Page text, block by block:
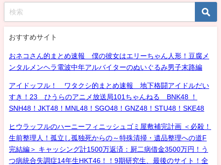
おすすめサイト
おネコさん的まとめ速報 僕の彼女はエリーちゃん人形！豆腐メ
ンタルメンヘラ電波中年アルバイターのぬいぐるみ男子末路編
アイドッフル！ ワタクシ的まとめ速報 地下格闘アイドルだい
すき！23 ひうらのアニメ放送局101ちゃんねる BNK48 ！
SNH48！JKT48！MNL48！SGO48！GNZ48！STU48！SKE48
ヒウラッフルのハーニーフィニッシュゴミ屋敷補完計画 ＜必殺！
生前整理人！孤立し孤独死からの～特殊清掃・遺品整理への道F
完結編＞ キャッシング計1500万返済：厨二病借金3500万円！う
つ病統合失調症14年生HKT46！！9期研究生、最後のサイト！全